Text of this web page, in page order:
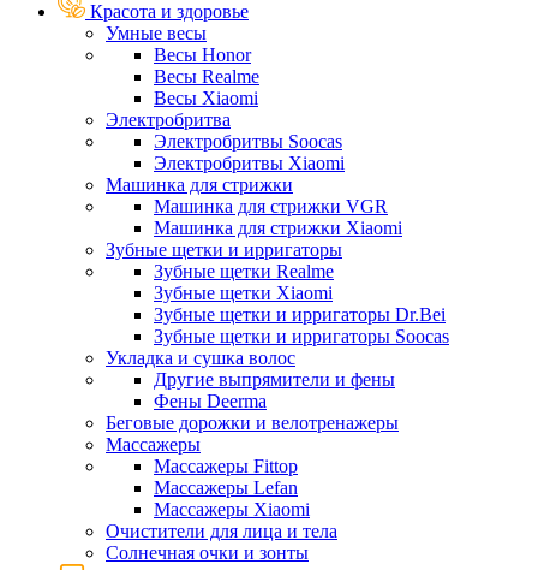
Красота и здоровье
Умные весы
Весы Honor
Весы Realme
Весы Xiaomi
Электробритва
Электробритвы Soocas
Электробритвы Xiaomi
Машинка для стрижки
Машинка для стрижки VGR
Машинка для стрижки Xiaomi
Зубные щетки и ирригаторы
Зубные щетки Realme
Зубные щетки Xiaomi
Зубные щетки и ирригаторы Dr.Bei
Зубные щетки и ирригаторы Soocas
Укладка и сушка волос
Другие выпрямители и фены
Фены Deerma
Беговые дорожки и велотренажеры
Массажеры
Массажеры Fittop
Массажеры Lefan
Массажеры Xiaomi
Очистители для лица и тела
Солнечная очки и зонты